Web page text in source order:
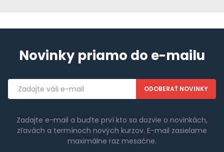
Novinky priamo do e-mailu
Emailová
adresa
Zadajte e-mail a buďte prví kto sa dozvie o novinkách,
zľavách a termínoch nových kurzov. E-mail zasielame
maximálne raz mesačne.